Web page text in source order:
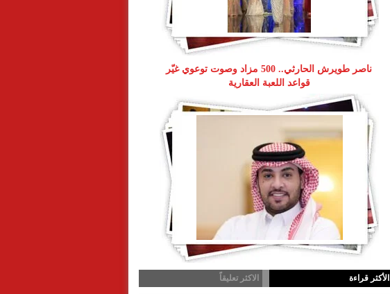
ناصر طويرش الحارثي.. 500 مزاد وصوت توعوي غيّر
قواعد اللعبة العقارية
الأكثر قراءة الاكثر تعليقاً